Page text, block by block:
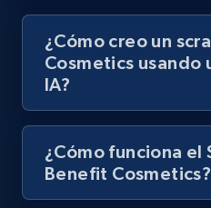
Youtube - Videos posts
by Explore page URL
URL, Title, Youtuber,
8.1K+ 716+
¿Cómo creo un
Cosmetics usando
IA?
¿Cómo funciona el
Benefit Cosmetics?